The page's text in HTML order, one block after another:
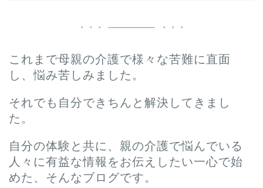
これまで母親の介護で様々な苦難に直面
し、悩み苦しみました。
それでも自分できちんと解決してきまし
た。
自分の体験と共に、親の介護で悩んでいる
人々に有益な情報をお伝えしたい一心で始
めた、そんなブログです。